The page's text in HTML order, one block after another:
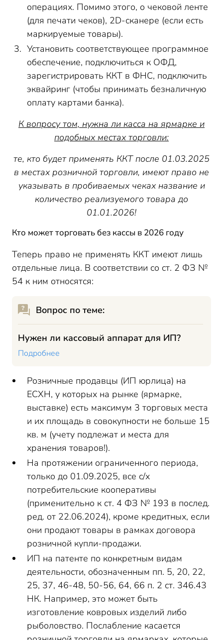
операциях. Помимо этого, о чековой ленте
(для печати чеков), 2D-сканере (если есть
маркируемые товары).
Установить соответствующее программное
обеспечение, подключиться к ОФД,
зарегистрировать ККТ в ФНС, подключить
эквайринг (чтобы принимать безналичную
оплату картами банка).
К вопросу том, нужна ли касса на ярмарке и
подобных местах торговли:
те, кто будет применять ККТ после 01.03.2025
в местах розничной торговли, имеют право не
указывать в пробиваемых чеках название и
количество реализуемого товара до
01.01.2026!
Кто может торговать без кассы в 2026 году
Теперь право не применять ККТ имеют лишь
отдельные лица. В соответствии со ст. 2 ФЗ №
54 к ним относятся:
Вопрос по теме:
Нужен ли кассовый аппарат для ИП?
Подробнее
Розничные продавцы (ИП юрлица) на
ЕСХН, у которых на рынке (ярмарке,
выставке) есть максимум 3 торговых места
и их площадь в совокупности не больше 15
кв. м (учету подлежат и места для
хранения товаров!).
На протяжении ограниченного периода,
только до 01.09.2025, все с/х
потребительские кооперативы
(применительно к ст. 4 ФЗ № 193 в послед.
ред. от 22.06.2024), кроме кредитных, если
они продают товары в рамках договора
розничной купли-продажи.
ИП на патенте по конкретным видам
деятельности, обозначенным пп. 5, 20, 22,
25, 37, 46-48, 50-56, 64, 66 п. 2 ст. 346.43
НК. Например, это может быть
изготовление ковровых изделий либо
рыболовство. Послабление касается